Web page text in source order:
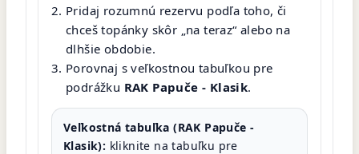
Pridaj rozumnú rezervu podľa toho, či
chceš topánky skôr „na teraz“ alebo na
dlhšie obdobie.
Porovnaj s veľkostnou tabuľkou pre
podrážku RAK Papuče - Klasik.
Veľkostná tabuľka (RAK Papuče -
Klasik): kliknite na tabuľku pre